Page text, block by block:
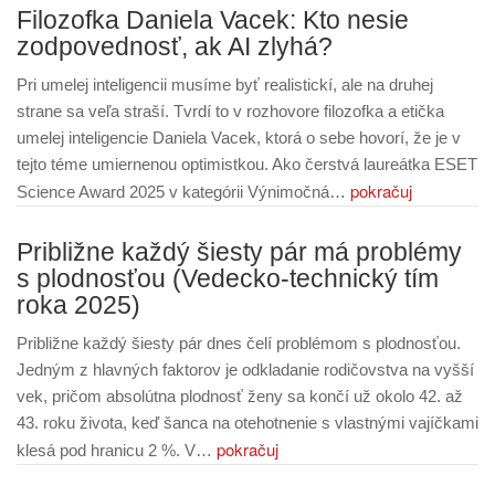
Filozofka Daniela Vacek: Kto nesie
zodpovednosť, ak AI zlyhá?
Pri umelej inteligencii musíme byť realistickí, ale na druhej
strane sa veľa straší. Tvrdí to v rozhovore filozofka a etička
umelej inteligencie Daniela Vacek, ktorá o sebe hovorí, že je v
tejto téme umiernenou optimistkou. Ako čerstvá laureátka ESET
Science Award 2025 v kategórii Výnimočná… pokračuj
Približne každý šiesty pár má problémy
s plodnosťou (Vedecko-technický tím
roka 2025)
Približne každý šiesty pár dnes čelí problémom s plodnosťou.
Jedným z hlavných faktorov je odkladanie rodičovstva na vyšší
vek, pričom absolútna plodnosť ženy sa končí už okolo 42. až
43. roku života, keď šanca na otehotnenie s vlastnými vajíčkami
klesá pod hranicu 2 %. V… pokračuj